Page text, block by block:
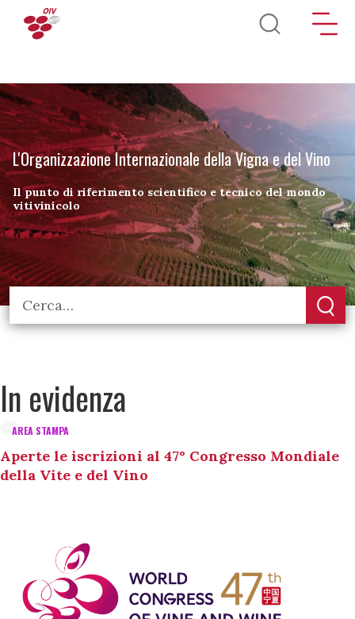
Salta al contenuto principale
L'Organizzazione Internazionale della Vigna e del Vino
Il punto di riferimento scientifico e tecnico del mondo
vitivinicolo
In evidenza
AREA STAMPA
Aperte le iscrizioni al 47° Congresso Mondiale
della Vite e del Vino